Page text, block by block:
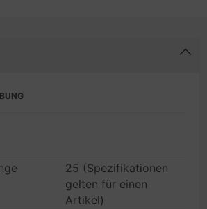
25 (Spezifikationen
gelten für einen
Artikel)